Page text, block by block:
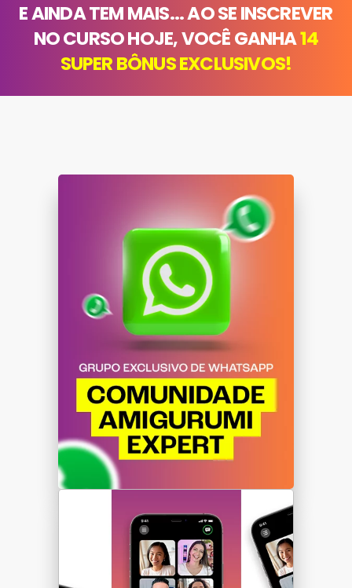
E AINDA TEM MAIS... AO SE INSCREVER
NO CURSO HOJE, VOCÊ GANHA14
SUPER BÔNUS EXCLUSIVOS!